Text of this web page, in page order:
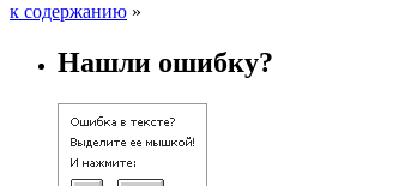
к содержанию »
Нашли ошибку?